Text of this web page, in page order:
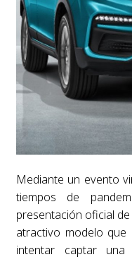
Mediante un evento
tiempos de
presentación oficial de
atractivo modelo
intentar captar